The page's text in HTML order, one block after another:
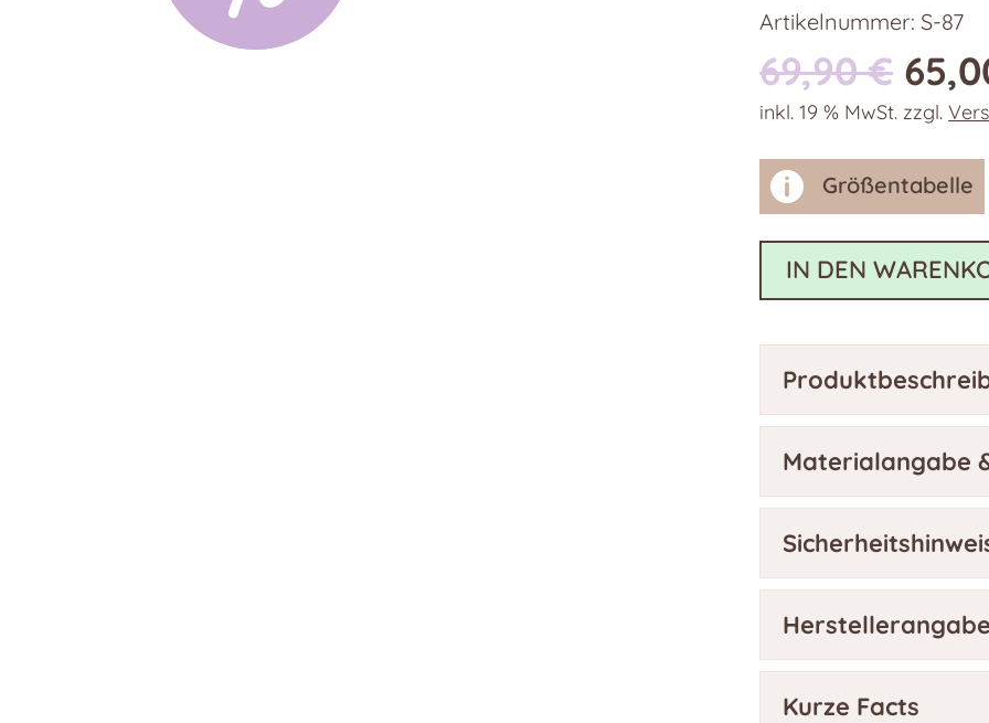
Artikelnummer:S-87
69,90€
war:
inkl. 19 % MwSt. zzgl.
 Größentabelle
IN DEN
Materialangabe
Kurze Facts